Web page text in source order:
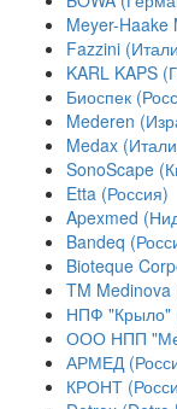
Meyer-Haake
Fazzini
KARL KAPS
Биоспек
Mederen
Medax
SonoScape
Etta (Россия)
Apexmed
Bandeq
Bioteque
TM
НПФ "Крыло"
ООО НПП
АРМЕД
КРОНТ